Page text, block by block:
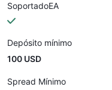
SoportadoEA
Depósito mínimo
100 USD
Spread Mínimo